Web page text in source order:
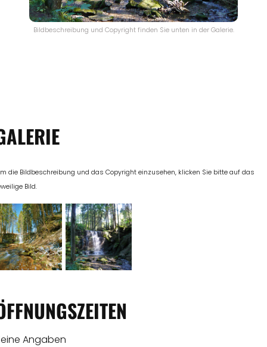
Bildbeschreibung und Copyright finden Sie unten in der Galerie.
die Bildbeschreibung und das Copyright einzusehen, klicken Sie bitte auf das
Bild.
Angaben